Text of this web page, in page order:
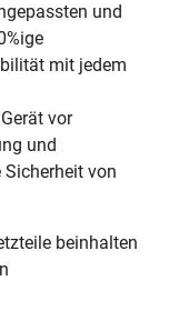
und
mit jedem
vor
und
von
beinhalten